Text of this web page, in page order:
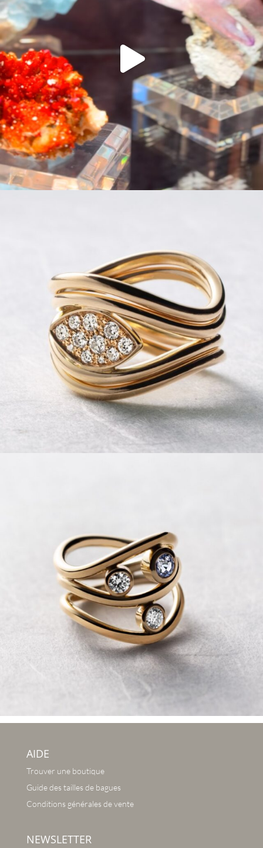
AIDE
Trouver une boutique
Guide des tailles de bagues
Conditions générales de vente
NEWSLETTER